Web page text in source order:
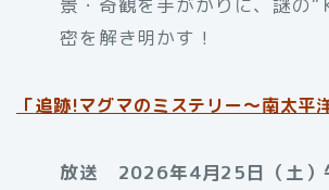
景・奇観を手がかりに、謎の“
密を解き明かす！
「追跡!マグマのミステリー〜南太平
放送 2026年4月25日（土）